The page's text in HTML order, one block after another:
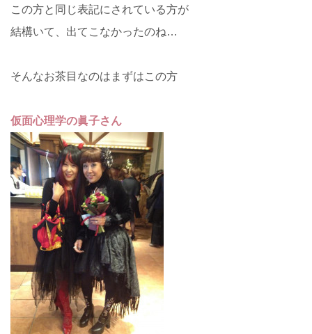
この方と同じ表記にされている方が
結構いて、出てこなかったのね…
そんなお茶目なのはまずはこの方
仮面心理学の眞子さん